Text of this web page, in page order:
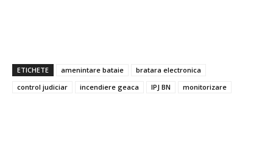
ETICHETE amenintare bataie
bratara electronica
control judiciar
incendiere geaca IPJ BN monitorizare